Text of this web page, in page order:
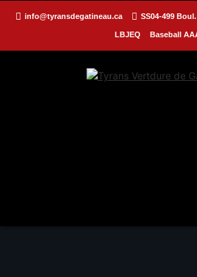
info@tyransdegatineau.ca SS04-499
LBJEQ Baseball